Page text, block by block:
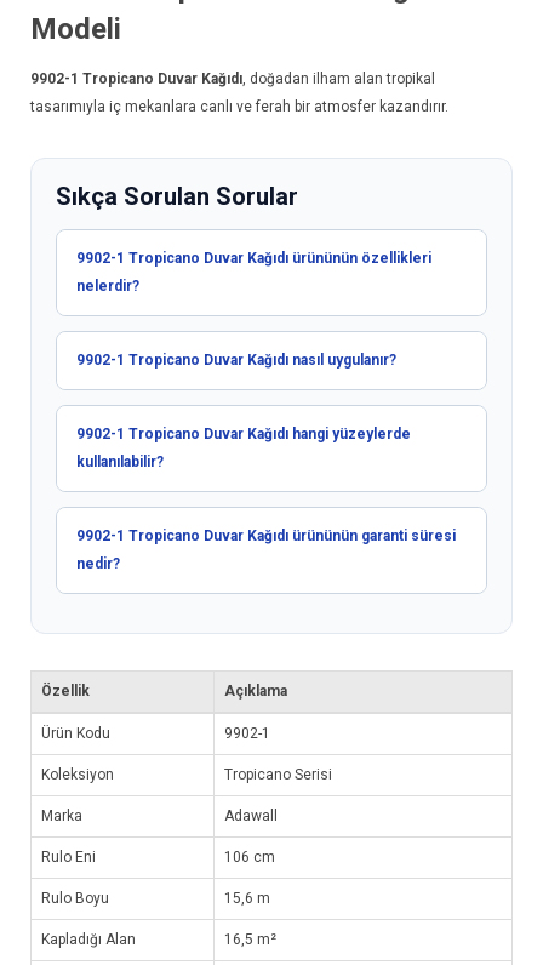
Modeli
9902-1 Tropicano Duvar Kağıdı , doğadan ilham alan tropikal
tasarımıyla iç mekanlara canlı ve ferah bir atmosfer kazandırır.
Sıkça Sorulan Sorular
9902-1 Tropicano Duvar Kağıdı ürününün özellikleri
nelerdir?
9902-1 Tropicano Duvar Kağıdı nasıl uygulanır?
9902-1 Tropicano Duvar Kağıdı hangi yüzeylerde
kullanılabilir?
9902-1 Tropicano Duvar Kağıdı ürününün garanti süresi
nedir?
Özellik Açıklama
Ürün Kodu 9902-1
Koleksiyon Tropicano Serisi
Marka Adawall
Rulo Eni 106 cm
Rulo Boyu 15,6 m
Kapladığı Alan 16,5 m²